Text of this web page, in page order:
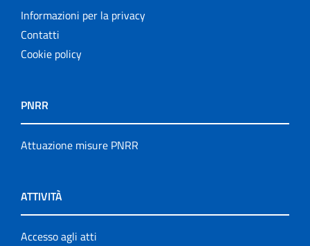
Informazioni per la privacy
Contatti
Cookie policy
PNRR
Attuazione misure PNRR
ATTIVITÀ
Accesso agli atti